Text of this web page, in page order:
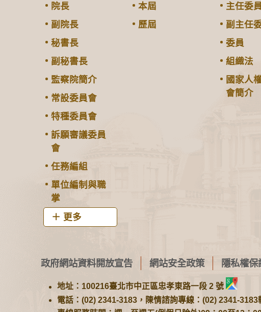
院長
副院長
秘書長
副秘書長
監察院簡介
常設委員會
特種委員會
訴願審議委員
會
任務編組
單位編制與職
掌
更多
本屆
歷屆
主任委員
副主任
委員
組織法
國家人
會簡介
政府網站資料開放宣告 網站安全政策 隱私權保
地址：100216臺北市中正區忠孝東路一段 2 號
電話：(02) 2341-3183，陳情諮詢專線：(02) 2341-3183